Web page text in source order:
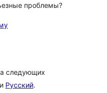
проблемы?
следующих
и Русский.